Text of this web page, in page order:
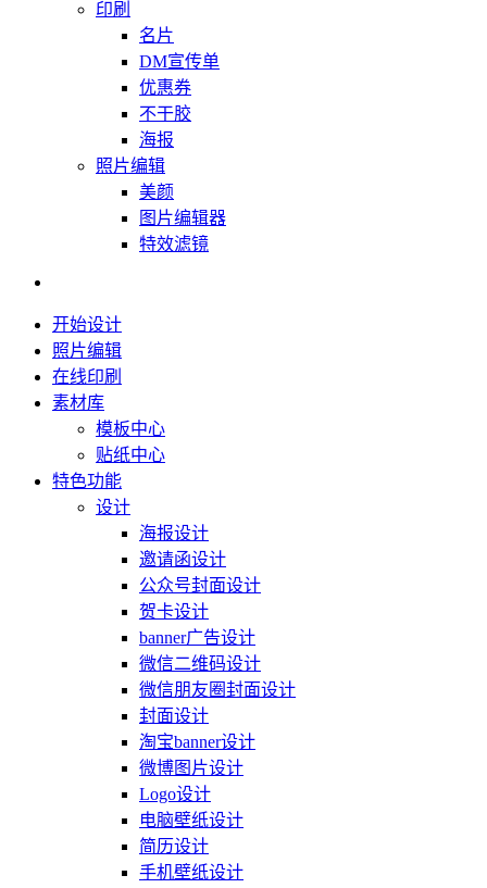
印刷
名片
DM宣传单
优惠券
不干胶
海报
照片编辑
美颜
图片编辑器
特效滤镜
开始设计
照片编辑
在线印刷
素材库
模板中心
贴纸中心
特色功能
设计
海报设计
邀请函设计
公众号封面设计
贺卡设计
banner广告设计
微信二维码设计
微信朋友圈封面设计
封面设计
淘宝banner设计
微博图片设计
Logo设计
电脑壁纸设计
简历设计
手机壁纸设计